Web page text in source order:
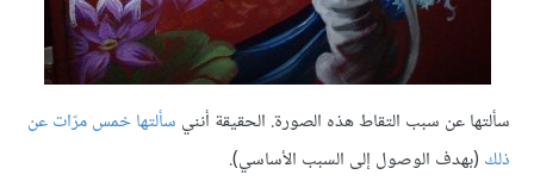
سألتها عن سبب التقاط هذه الصورة. الحقيقة أنني سألتها خمس مرّات عن
ذلك (بهدف الوصول إلى السبب الأساسي).